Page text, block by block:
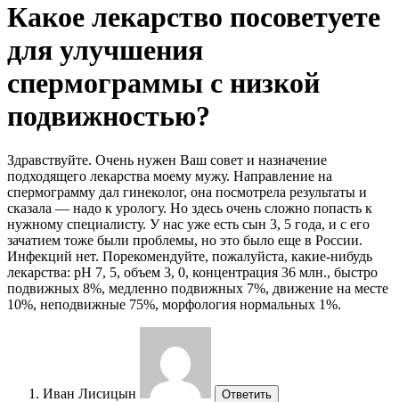
Какое лекарство посоветуете
для улучшения
спермограммы с низкой
подвижностью?
Здравствуйте. Очень нужен Ваш совет и назначение
подходящего лекарства моему мужу. Направление на
спермограмму дал гинеколог, она посмотрела результаты и
сказала — надо к урологу. Но здесь очень сложно попасть к
нужному специалисту. У нас уже есть сын 3, 5 года, и с его
зачатием тоже были проблемы, но это было еще в России.
Инфекций нет. Порекомендуйте, пожалуйста, какие-нибудь
лекарства: рН 7, 5, объем 3, 0, концентрация 36 млн., быстро
подвижных 8%, медленно подвижных 7%, движение на месте
10%, неподвижные 75%, морфология нормальных 1%.
Иван Лисицын Ответить